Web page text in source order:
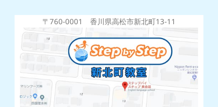
〒760-0001 香川県高松市新北町13-11